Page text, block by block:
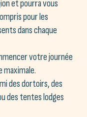
et pourra vous
pour les
dans chaque
votre journée
maximale.
des dortoirs, des
des tentes lodges